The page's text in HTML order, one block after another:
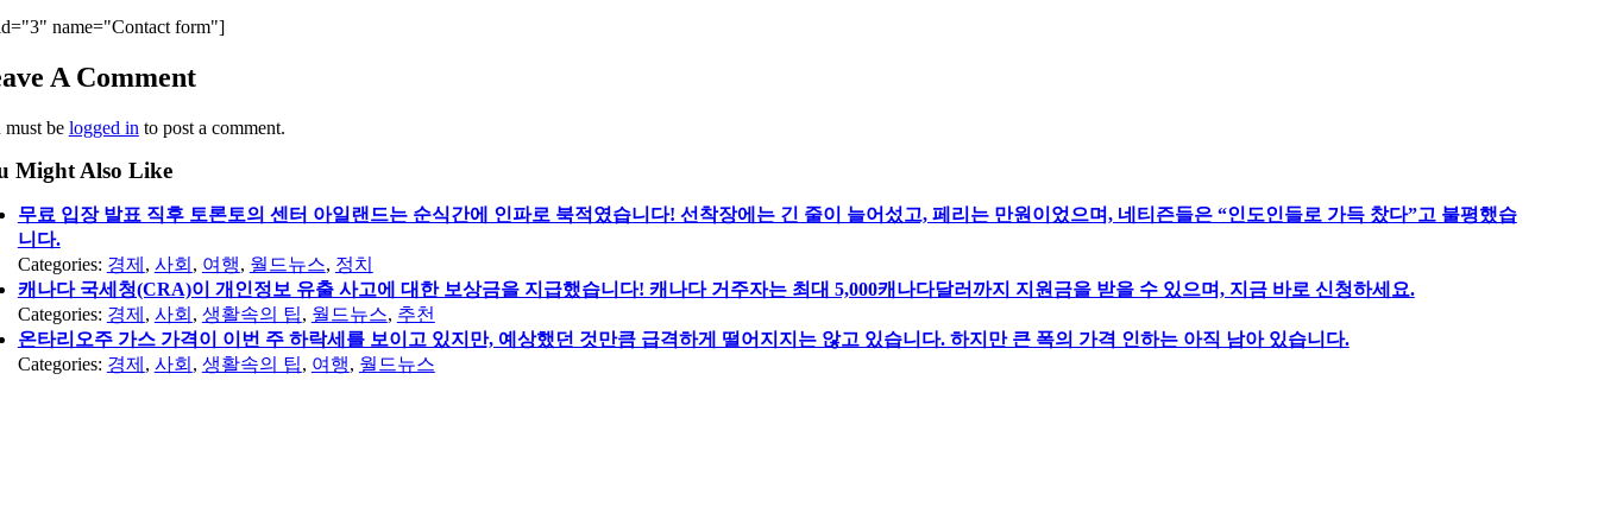
name="Contact form"]
A Comment
must be logged in to post a comment.
Might Also Like
무료 입장 발표 직후 토론토의 센터 아일랜드는 순식간에 인파로 북적였습니다! 선착장에는 긴 줄이 늘어섰고, 페리는 만원이었으며, 네티즌들은 “인도인들로 가득 찼다”고 불평했습
니다.
Categories: 경제 , 사회 , 여행, 월드뉴스, 정치
캐나다 국세청(CRA)이 개인정보 유출 사고에 대한 보상금을 지급했습니다! 캐나다 거주자는 최대 5,000캐나다달러까지 지원금을 받을 수 있으며, 지금 바로 신청하세요.
Categories: 경제 , 사회 , 생활속의 팁, 월드뉴스, 추천
온타리오주 가스 가격이 이번 주 하락세를 보이고 있지만, 예상했던 것만큼 급격하게 떨어지지는 않고 있습니다. 하지만 큰 폭의 가격 인하는 아직 남아 있습니다.
Categories: 경제 , 사회 , 생활속의 팁, 여행, 월드뉴스